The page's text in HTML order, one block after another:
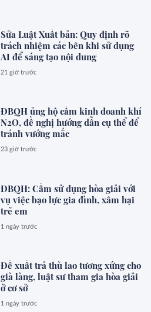
Sửa Luật Xuất bản: Quy định rõ
trách nhiệm các bên khi sử dụng
AI để sáng tạo nội dung
21 giờ trước
ĐBQH ủng hộ cấm kinh doanh khí
N2O, đề nghị hướng dẫn cụ thể để
tránh vướng mắc
23 giờ trước
ĐBQH: Cấm sử dụng hòa giải với
vụ việc bạo lực gia đình, xâm hại
trẻ em
1 ngày trước
Đề xuất trả thù lao tương xứng cho
già làng, luật sư tham gia hòa giải
ở cơ sở
1 ngày trước